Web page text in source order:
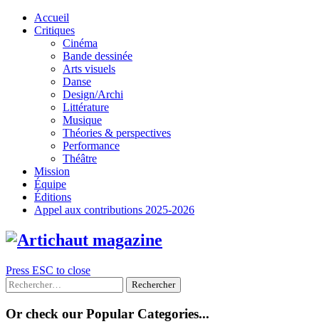
Skip
Accueil
Critiques
Cinéma
Bande dessinée
Arts visuels
Danse
Design/Archi
Littérature
Musique
Théories & perspectives
Performance
Théâtre
Mission
Équipe
Éditions
Appel aux contributions 2025-2026
Press ESC to close
Rechercher :
Or check our Popular Categories...